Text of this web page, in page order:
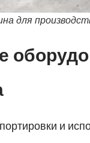
для
и